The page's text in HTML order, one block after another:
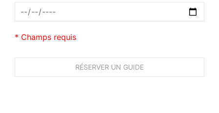
* Champs requis